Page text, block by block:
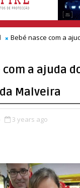
Bebé nasce com a
com a ajuda
Malveira
3 years ago